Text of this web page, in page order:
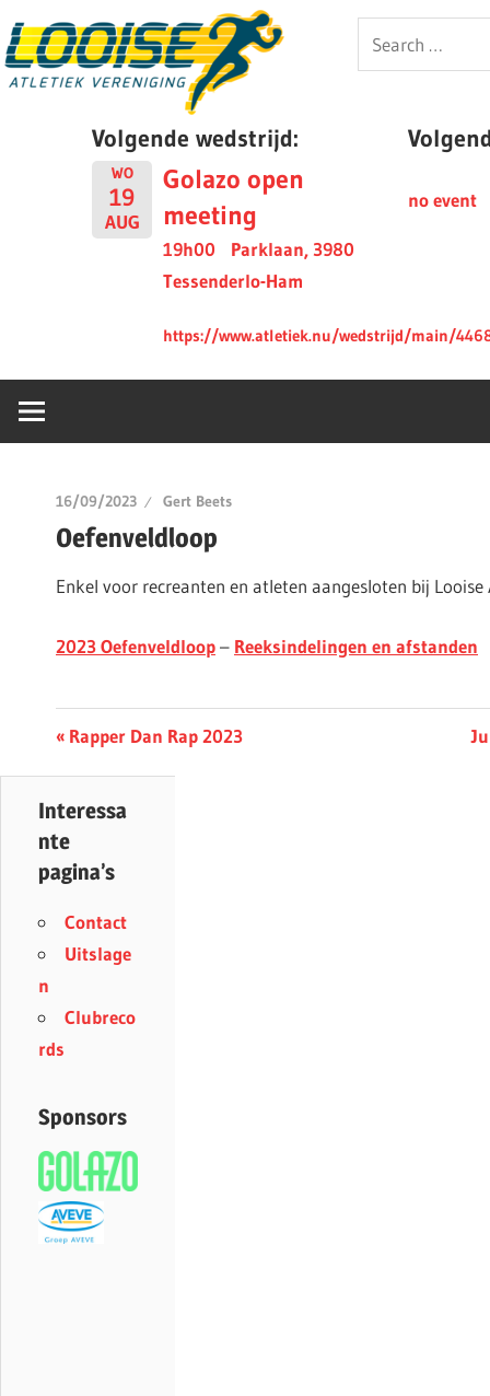
to
content
Looise
Search
for:
Volgende wedstrijd:
WO
19
AUG
Golazo open
meeting
19h00
Parklaan, 3980
Tessenderlo-Ham
https://www.atletiek.nu/wedstrijd/main/
no event
16/09/2023 Gert Beets
Oefenveldloop
Enkel voor recreanten en atleten aangesloten bij Looise
2023 Oefenveldloop– Reeksindelingen en afstanden
Berichtnavigatie
Previous
Rapper Dan Rap 2023
Interessa
nte
pagina’s
Contact
Uitslage
n
Clubreco
rds
Sponsors